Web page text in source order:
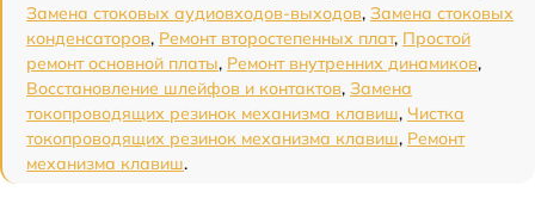
Замена стоковых аудиовходов-выходов, Замена стоковых
конденсаторов, Ремонт второстепенных плат, Простой
ремонт основной платы, Ремонт внутренних динамиков,
Восстановление шлейфов и контактов, Замена
токопроводящих резинок механизма клавиш, Чистка
токопроводящих резинок механизма клавиш, Ремонт
механизма клавиш.